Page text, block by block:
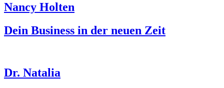
Nancy Holten
Dein Business in der neuen Zeit
Dr. Natalia